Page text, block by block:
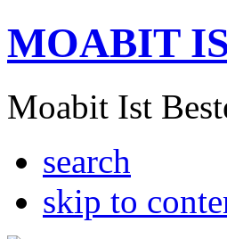
MOABIT
Moabit Ist
search
skip to